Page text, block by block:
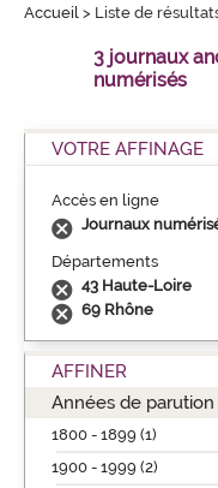
Accueil > Liste de
3 journaux
numérisés
VOTRE AFFINAGE
Accès en ligne
Journaux
Départements
43 Haute-Loire
69 Rhône
AFFINER
Années de parution
1800 - 1899 (1)
1900 - 1999 (2)